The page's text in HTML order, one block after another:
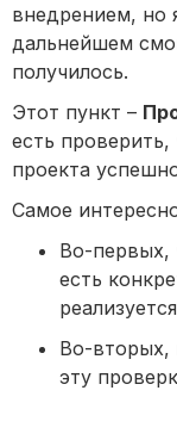
внедрением, но
дальнейшем
получилось.
Этот пункт –
есть проверить,
проекта
Самое
Во-первых,
есть
Во-вторых,
эту